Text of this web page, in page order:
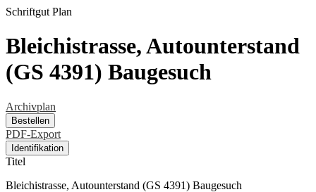
Schriftgut Plan
Bleichistrasse, Autounterstand
(GS 4391) Baugesuch
Archivplan
Bestellen
PDF-Export
Identifikation
Titel
Bleichistrasse, Autounterstand (GS 4391) Baugesuch